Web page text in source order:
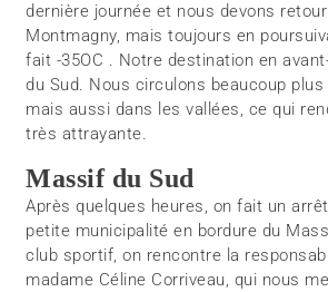
dernière journée et nous devons
Montmagny, mais toujours en
fait -35OC . Notre destination en
du Sud. Nous circulons beaucoup plus
mais aussi dans les vallées, ce qui
très attrayante.
Massif du Sud
Après quelques heures, on fait un
petite municipalité en bordure du
club sportif, on rencontre la
madame Céline Corriveau, qui nous